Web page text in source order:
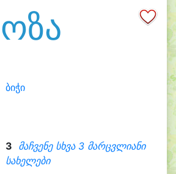
ბიჭი
3 მაჩვენე სხვა 3 მარცვლიანი
სახელები